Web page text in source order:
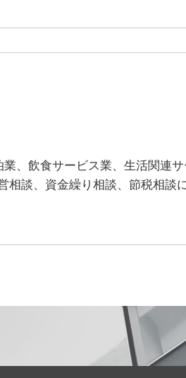
、飲食サービス業、生活関連
相談、資金繰り相談、節税相談